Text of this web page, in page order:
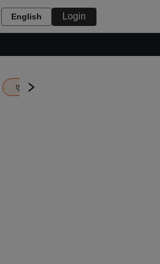
English Login
एचबीएसई 12वीं का रिजल्ट लाइव